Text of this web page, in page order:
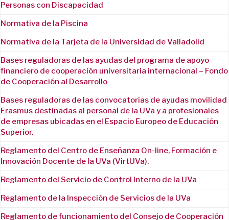
Personas con Discapacidad
Normativa de la Piscina
Normativa de la Tarjeta de la Universidad de Valladolid
Bases reguladoras de las ayudas del programa de apoyo
financiero de cooperación universitaria internacional – Fondo
de Cooperación al Desarrollo
Bases reguladoras de las convocatorias de ayudas movilidad
Erasmus destinadas al personal de la UVa y a profesionales
de empresas ubicadas en el Espacio Europeo de Educación
Superior.
Reglamento del Centro de Enseñanza On-line, Formación e
Innovación Docente de la UVa (VirtUVa).
Reglamento del Servicio de Control Interno de la UVa
Reglamento de la Inspección de Servicios de la UVa
Reglamento de funcionamiento del Consejo de Cooperación